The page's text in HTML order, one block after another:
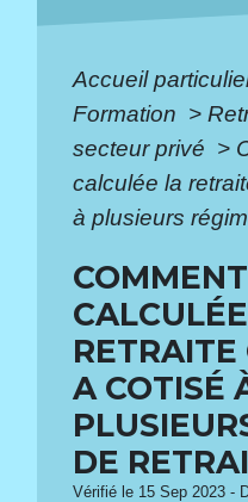
Accueil
Formation >
secteur privé >
calculée la
à plusieurs
A COTISÉ
DE
Vérifié le 15 Sep 2023 -